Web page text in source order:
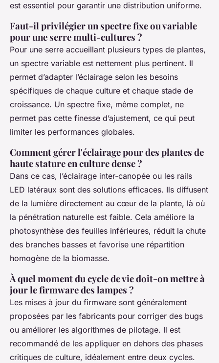
est essentiel pour garantir une distribution uniforme.
Faut-il privilégier un spectre fixe ou variable
pour une serre multi-cultures ?
Pour une serre accueillant plusieurs types de plantes,
un spectre variable est nettement plus pertinent. Il
permet d’adapter l’éclairage selon les besoins
spécifiques de chaque culture et chaque stade de
croissance. Un spectre fixe, même complet, ne
permet pas cette finesse d’ajustement, ce qui peut
limiter les performances globales.
Comment gérer l'éclairage pour des plantes de
haute stature en culture dense ?
Dans ce cas, l’éclairage inter-canopée ou les rails
LED latéraux sont des solutions efficaces. Ils diffusent
de la lumière directement au cœur de la plante, là où
la pénétration naturelle est faible. Cela améliore la
photosynthèse des feuilles inférieures, réduit la chute
des branches basses et favorise une répartition
homogène de la biomasse.
À quel moment du cycle de vie doit-on mettre à
jour le firmware des lampes ?
Les mises à jour du firmware sont généralement
proposées par les fabricants pour corriger des bugs
ou améliorer les algorithmes de pilotage. Il est
recommandé de les appliquer en dehors des phases
critiques de culture, idéalement entre deux cycles.